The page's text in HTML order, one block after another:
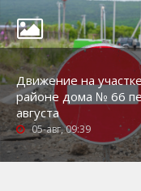
Движение на
районе дома № 66
августа
05-авг, 09:39